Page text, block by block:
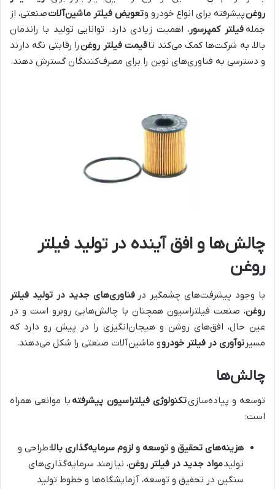
روغنپیشرفته برای انواع خودرو وتعویض فیلتر ماشین‌آلاتصنعتی، از
جمله فیلتر کمپرسور، اهمیت زیادی دارد. توانایی تولید با راندمان
بالا، به شرکت‌ها کمک می‌کند تاقیمت فیلتر روغنرا رقابتی نگه دارند
و دسترسی به فناوری‌های نوین را برای مصرف‌کنندگان گسترش دهند.
چالش‌ها و افق آینده در تولید فیلتر
روغن
با وجود پیشرفت‌های چشمگیر در فناوری‌های جدید در تولید فیلتر
روغن، صنعت فیلتراسیون همچنان با چالش‌هایی روبرو است و در
عین حال، افق‌های روشن و هیجان‌انگیزی را در پیش رو دارد که
مسیر نوآوری در فیلتر خودروو ماشین‌آلات صنعتی را شکل می‌دهند.
چالش‌ها
توسعه و پیاده‌سازیتکنولوژی فیلتراسیون پیشرفته با موانعی همراه
است:
هزینه‌های تحقیق و توسعه و لزوم سرمایه‌گذاری بالا:طراحی و
تولیدمواد جدید در فیلتر روغن، نیازمند سرمایه‌گذاری‌های
سنگین در تحقیق و توسعه، آزمایشگاه‌ها و خطوط تولید